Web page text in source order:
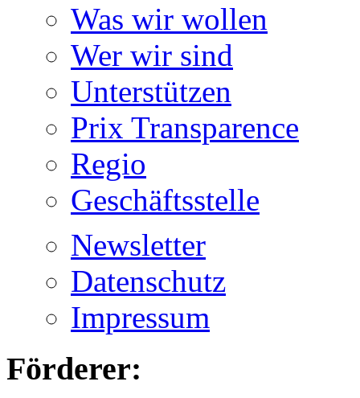
Was wir wollen
Wer wir sind
Unterstützen
Prix Transparence
Regio
Geschäftsstelle
Newsletter
Datenschutz
Impressum
Förderer: